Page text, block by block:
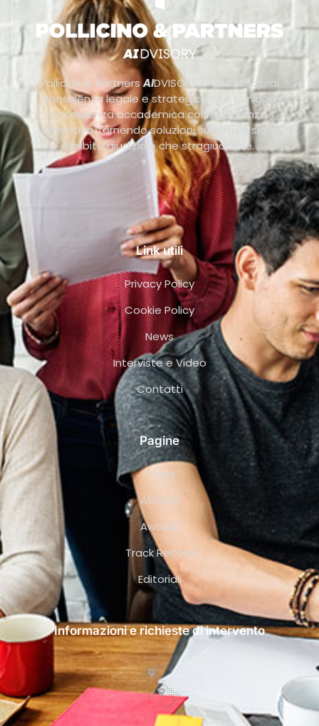
Pollicino & PartnersAIDVISORY è uno studio di
consulenza legale e strategica che coniuga
l’eccellenza accademica con l’efficienza
operativa, fornendo soluzioni su misura sia in
ambito giudiziale che stragiudiziale.
Link utili
Privacy Policy
Cookie Policy
News
Interviste e Video
Contatti
Pagine
Team
Attività
Awards
Track Record
Editoriali
Informazioni e richieste di intervento